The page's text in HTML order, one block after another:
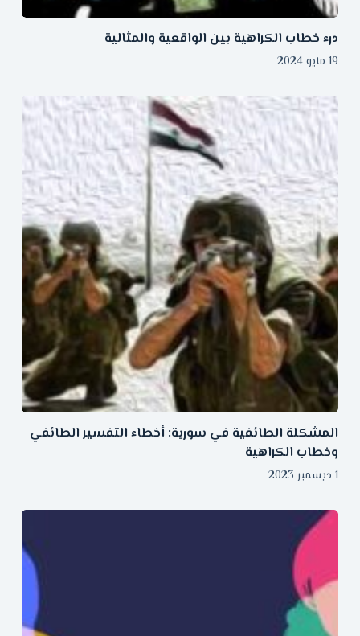
درء خطاب الكراهية بين الواقعية والمثالية
19 مايو 2024
المشكلة الطائفية في سورية: أخطاء التفسير الطائفي
وخطاب الكراهية
1 ديسمبر 2023